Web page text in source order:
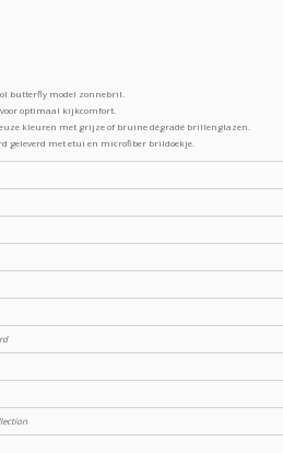
butterfly model zonnebril.
optimaal kijkcomfort.
kleuren met grijze of bruine dégradé brillenglazen.
geleverd met etui en microfiber brildoekje.